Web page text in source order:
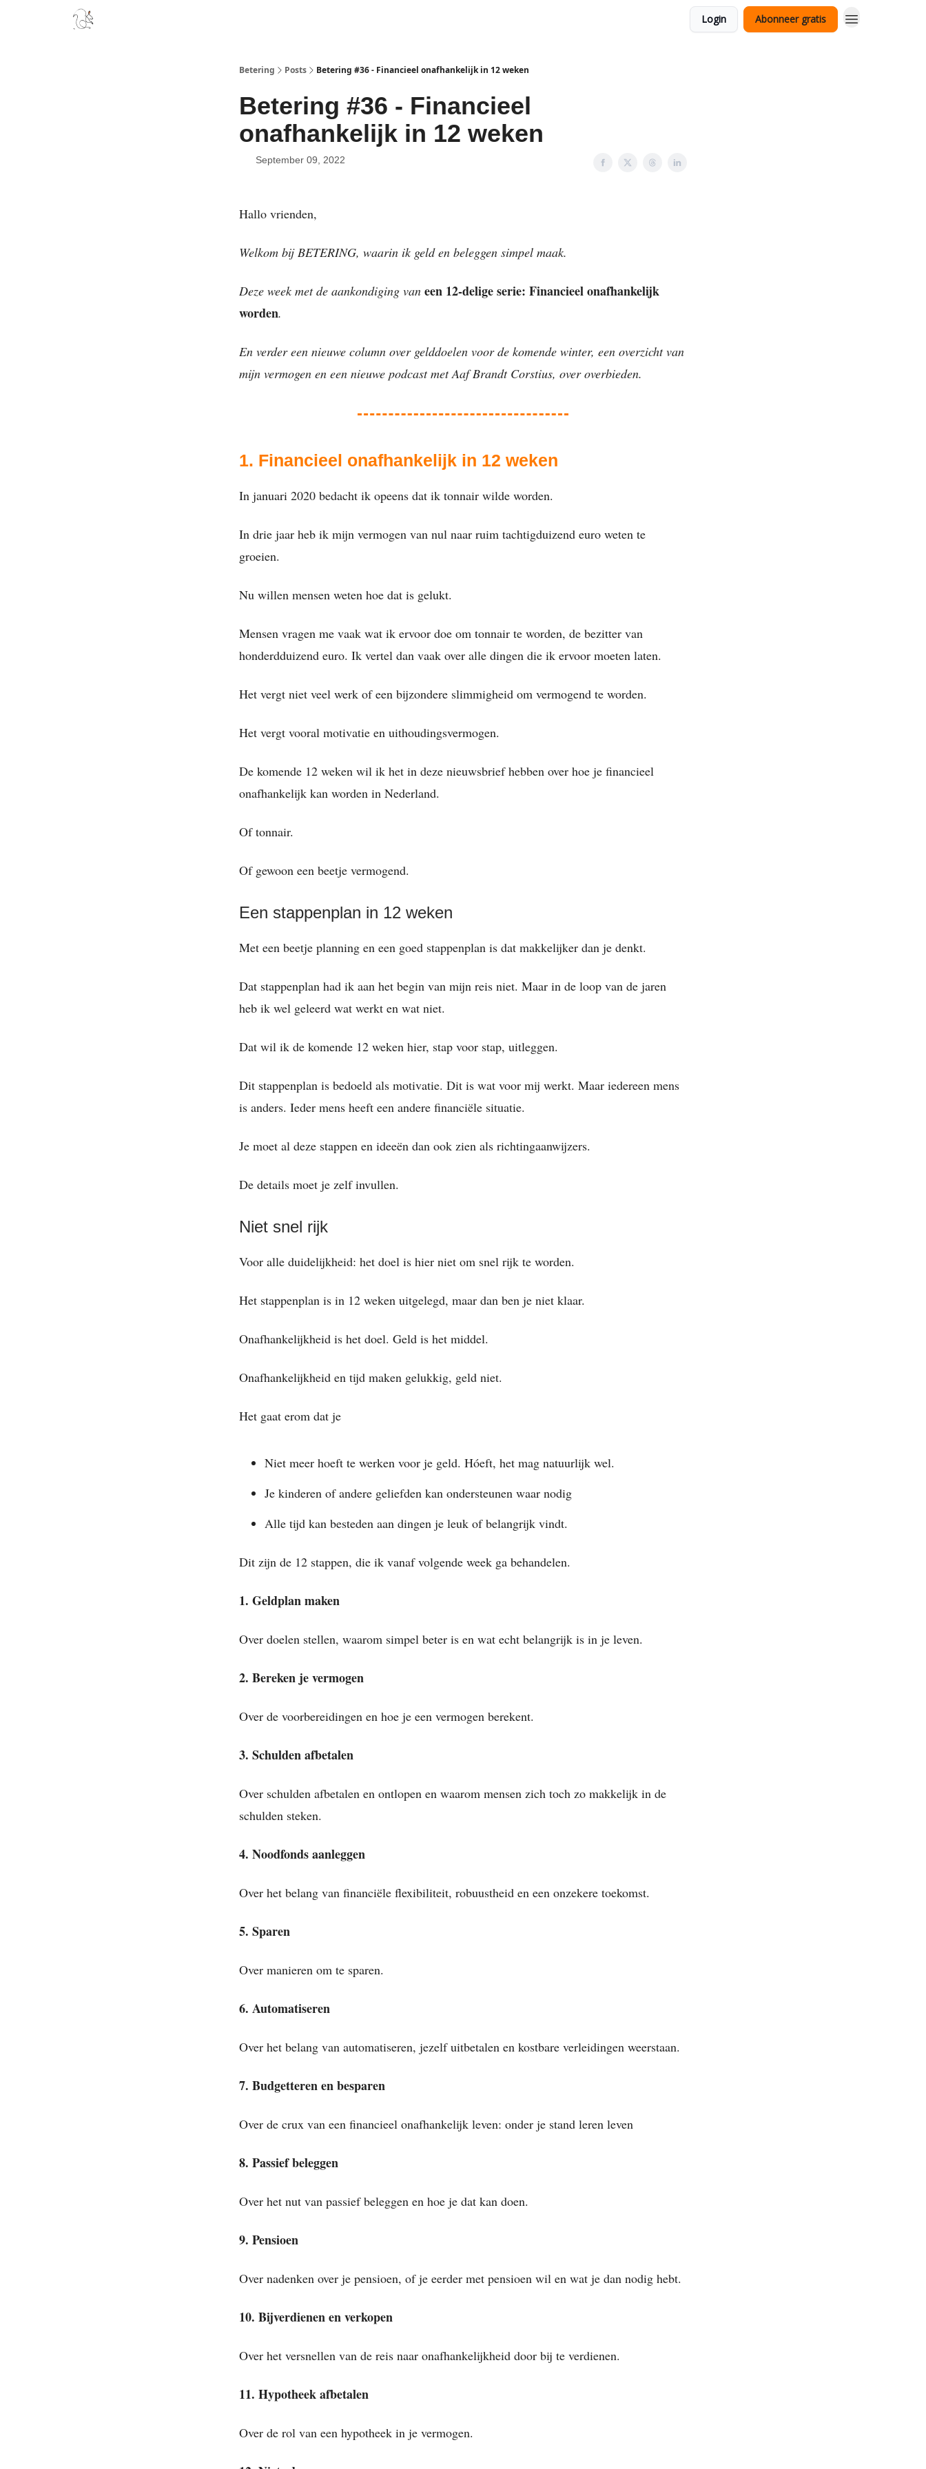
Login Abonneer gratis
Betering Posts Betering #36 - Financieel onafhankelijk in 12 weken
Betering #36 - Financieel
onafhankelijk in 12 weken
September 09, 2022
Hallo vrienden,
Welkom bij BETERING, waarin ik geld en beleggen simpel maak.
Deze week met de aankondiging van een 12-delige serie: Financieel onafhankelijk
worden.
En verder een nieuwe column over gelddoelen voor de komende winter, een overzicht van
mijn vermogen en een nieuwe podcast met Aaf Brandt Corstius, over overbieden.
1. Financieel onafhankelijk in 12 weken
In januari 2020 bedacht ik opeens dat ik tonnair wilde worden.
In drie jaar heb ik mijn vermogen van nul naar ruim tachtigduizend euro weten te
groeien.
Nu willen mensen weten hoe dat is gelukt.
Mensen vragen me vaak wat ik ervoor doe om tonnair te worden, de bezitter van
honderdduizend euro. Ik vertel dan vaak over alle dingen die ik ervoor moeten laten.
Het vergt niet veel werk of een bijzondere slimmigheid om vermogend te worden.
Het vergt vooral motivatie en uithoudingsvermogen.
De komende 12 weken wil ik het in deze nieuwsbrief hebben over hoe je financieel
onafhankelijk kan worden in Nederland.
Of tonnair.
Of gewoon een beetje vermogend.
Een stappenplan in 12 weken
Met een beetje planning en een goed stappenplan is dat makkelijker dan je denkt.
Dat stappenplan had ik aan het begin van mijn reis niet. Maar in de loop van de jaren
heb ik wel geleerd wat werkt en wat niet.
Dat wil ik de komende 12 weken hier, stap voor stap, uitleggen.
Dit stappenplan is bedoeld als motivatie. Dit is wat voor mij werkt. Maar iedereen mens
is anders. Ieder mens heeft een andere financiële situatie.
Je moet al deze stappen en ideeën dan ook zien als richtingaanwijzers.
De details moet je zelf invullen.
Niet snel rijk
Voor alle duidelijkheid: het doel is hier niet om snel rijk te worden.
Het stappenplan is in 12 weken uitgelegd, maar dan ben je niet klaar.
Onafhankelijkheid is het doel. Geld is het middel.
Onafhankelijkheid en tijd maken gelukkig, geld niet.
Het gaat erom dat je
Niet meer hoeft te werken voor je geld. Hóeft, het mag natuurlijk wel.
Je kinderen of andere geliefden kan ondersteunen waar nodig
Alle tijd kan besteden aan dingen je leuk of belangrijk vindt.
Dit zijn de 12 stappen, die ik vanaf volgende week ga behandelen.
1. Geldplan maken
Over doelen stellen, waarom simpel beter is en wat echt belangrijk is in je leven.
2. Bereken je vermogen
Over de voorbereidingen en hoe je een vermogen berekent.
3. Schulden afbetalen
Over schulden afbetalen en ontlopen en waarom mensen zich toch zo makkelijk in de
schulden steken.
4. Noodfonds aanleggen
Over het belang van financiële flexibiliteit, robuustheid en een onzekere toekomst.
5. Sparen
Over manieren om te sparen.
6. Automatiseren
Over het belang van automatiseren, jezelf uitbetalen en kostbare verleidingen weerstaan.
7. Budgetteren en besparen
Over de crux van een financieel onafhankelijk leven: onder je stand leren leven
8. Passief beleggen
Over het nut van passief beleggen en hoe je dat kan doen.
9. Pensioen
Over nadenken over je pensioen, of je eerder met pensioen wil en wat je dan nodig hebt.
10. Bijverdienen en verkopen
Over het versnellen van de reis naar onafhankelijkheid door bij te verdienen.
11. Hypotheek afbetalen
Over de rol van een hypotheek in je vermogen.